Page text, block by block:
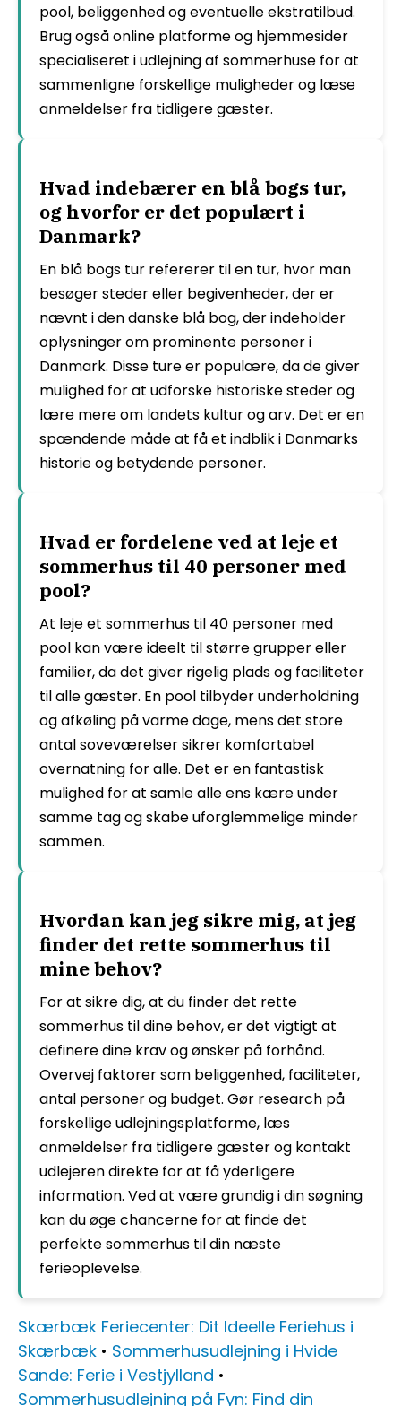
pool, beliggenhed og eventuelle ekstratilbud.
Brug også online platforme og hjemmesider
specialiseret i udlejning af sommerhuse for at
sammenligne forskellige muligheder og læse
anmeldelser fra tidligere gæster.
Hvad indebærer en blå bogs tur,
og hvorfor er det populært i
Danmark?
En blå bogs tur refererer til en tur, hvor man
besøger steder eller begivenheder, der er
nævnt i den danske blå bog, der indeholder
oplysninger om prominente personer i
Danmark. Disse ture er populære, da de giver
mulighed for at udforske historiske steder og
lære mere om landets kultur og arv. Det er en
spændende måde at få et indblik i Danmarks
historie og betydende personer.
Hvad er fordelene ved at leje et
sommerhus til 40 personer med
pool?
At leje et sommerhus til 40 personer med
pool kan være ideelt til større grupper eller
familier, da det giver rigelig plads og faciliteter
til alle gæster. En pool tilbyder underholdning
og afkøling på varme dage, mens det store
antal soveværelser sikrer komfortabel
overnatning for alle. Det er en fantastisk
mulighed for at samle alle ens kære under
samme tag og skabe uforglemmelige minder
sammen.
Hvordan kan jeg sikre mig, at jeg
finder det rette sommerhus til
mine behov?
For at sikre dig, at du finder det rette
sommerhus til dine behov, er det vigtigt at
definere dine krav og ønsker på forhånd.
Overvej faktorer som beliggenhed, faciliteter,
antal personer og budget. Gør research på
forskellige udlejningsplatforme, læs
anmeldelser fra tidligere gæster og kontakt
udlejeren direkte for at få yderligere
information. Ved at være grundig i din søgning
kan du øge chancerne for at finde det
perfekte sommerhus til din næste
ferieoplevelse.
Skærbæk Feriecenter: Dit Ideelle Feriehus i
Skærbæk • Sommerhusudlejning i Hvide
Sande: Ferie i Vestjylland •
Sommerhusudlejning på Fyn: Find din